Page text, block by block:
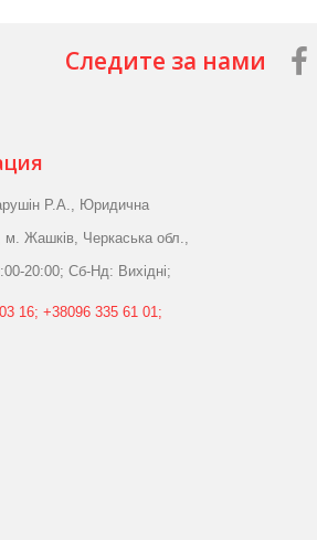
Следите за нами
Р.А., Юридична
Жашків, Черкаська обл.,
20:00; Сб-Нд: Вихідні;
16; +38096 335 61 01;